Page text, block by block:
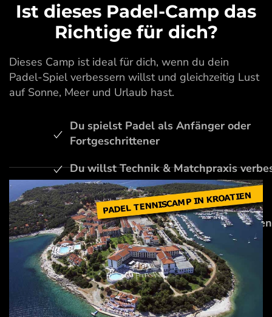
Ist dieses Padel-Camp das
Richtige für dich?
Dieses Camp ist ideal für dich, wenn du dein
Padel-Spiel verbessern willst und gleichzeitig Lust
auf Sonne, Meer und Urlaub hast.
Du spielst Padel als Anfänger oder
Fortgeschrittener
Du willst Technik & Matchpraxis
Du suchst Sport + Urlaub
Du willst Gleichgesinnte kennenlernen